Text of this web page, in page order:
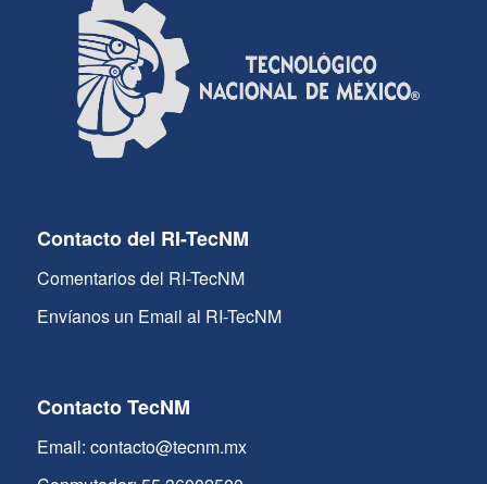
Contacto del RI-TecNM
Comentarios del RI-TecNM
Envíanos un Email al RI-TecNM
Contacto TecNM
Email: contacto@tecnm.mx